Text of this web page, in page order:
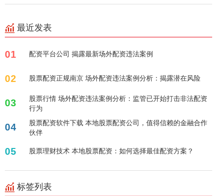
最近发表
01 配资平台公司 揭露最新场外配资违法案例
02 股票配资正规南京 场外配资违法案例分析：揭露潜在风险
03
股票行情 场外配资违法案例分析：监管已开始打击非法配资
行为
04
股票配资软件下载 本地股票配资公司，值得信赖的金融合作
伙伴
05 股票理财技术 本地股票配资：如何选择最佳配资方案？
标签列表